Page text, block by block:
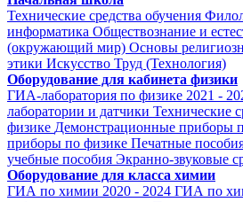
Технические средства обучения
информатика Обществознание и
(окружающий мир) Основы
этики Искусство Труд (Технология)
Оборудование для кабинета физики
ГИА-лаборатория по физике 2021 -
лаборатории и датчики Технические
физике Демонстрационные приборы
приборы по физике Печатные
учебные пособия Экранно-звуковые
Оборудование для класса химии
ГИА по химии 2020 - 2024 ГИА по